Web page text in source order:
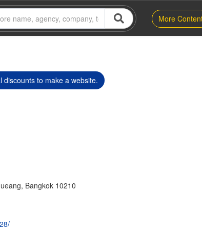
More
discounts to make a website.
Bangkok 10210